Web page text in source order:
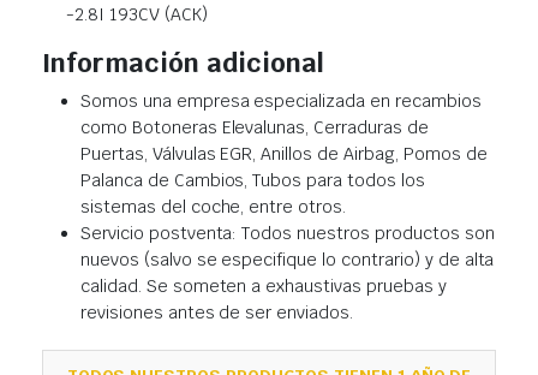
-2.8I 193CV (ACK)
Información adicional
Somos una empresa especializada en recambios
como Botoneras Elevalunas, Cerraduras de
Puertas, Válvulas EGR, Anillos de Airbag, Pomos de
Palanca de Cambios, Tubos para todos los
sistemas del coche, entre otros.
Servicio postventa: Todos nuestros productos son
nuevos (salvo se especifique lo contrario) y de alta
calidad. Se someten a exhaustivas pruebas y
revisiones antes de ser enviados.